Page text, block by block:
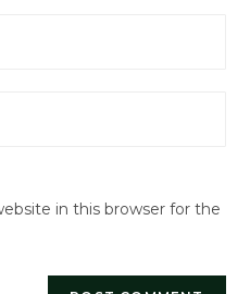
in this browser for the